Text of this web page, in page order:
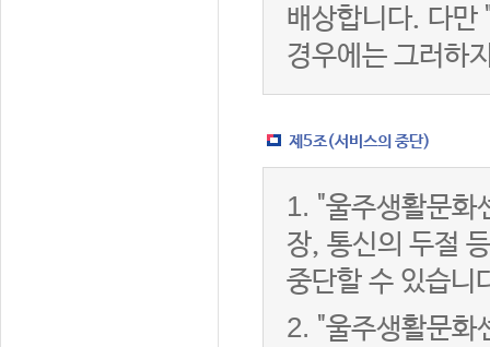
배상합니다. 다만
경우에는 그러하
제5조(서비스의 중단)
1. "울주생활문화
장, 통신의 두절
중단할 수 있습니
2. "울주생활문화